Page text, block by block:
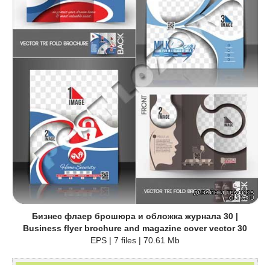
Бизнес флаер брошюра и обложка журнала 30 |
Business flyer brochure and magazine cover vector 30
EPS | 7 files | 70.61 Mb